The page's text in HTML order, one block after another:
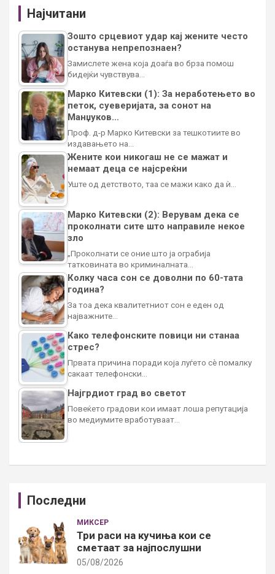
Најчитани
Зошто срцевиот удар кај жените често
останува непрепознаен?
Замислете жена која доаѓа во брза помош
бидејќи чувствува…
Марко Китевски (1): За неработењето во
петок, суеверијата, за сонот на
Манџуков…
Проф. д-р Марко Китевски за тешкотиите во
издавањето на…
Жените кои никогаш не се мажат и
немаат деца се најсреќни
Уште од детството, таа се мажи како да ѝ…
Марко Китевски (2): Верувам дека се
проколнати сите што направиле некое
зло
„Проколнати се оние што ја ограбија
татковината во криминалната…
Колку часа сон се доволни по 60-тата
година?
За тоа дека квалитетниот сон е еден од
најважните…
Како телефонските повици ни станаа
стрес?
Првата причина поради која луѓето сè помалку
сакаат телефонски…
Најгрдиот град во светот
Повеќето градови кои имаат лоша репутација
во медиумите вработуваат…
Последни
МИКСЕР
Три раси на кучиња кои се
сметаат за најпослушни
05/08/2026